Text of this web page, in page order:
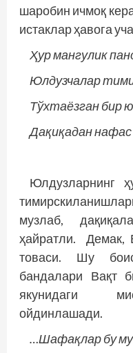
шаробин ичмоқ
истаклар ҳавога
Ҳур мангулик
Юлдузчалар
Тўхтаёзган бир
Дақиқадан
Юлдузларнинг
музлаб,
ҳайратли. Демак,
товаси. Шу
бандалари Вақт
якунидаги
ойдинлашади.
…Шафақлар бу